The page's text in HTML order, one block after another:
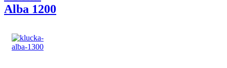
Alba 1200